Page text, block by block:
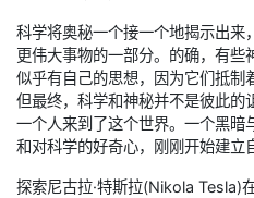
科学将奥秘一个接一个地揭示出来
更伟大事物的一部分。的确，有些
似乎有自己的思想，因为它们抵制
但最终，科学和神秘并不是彼此的
一个人来到了这个世界。一个黑暗
和对科学的好奇心，刚刚开始建立
探索尼古拉·特斯拉(Nikola